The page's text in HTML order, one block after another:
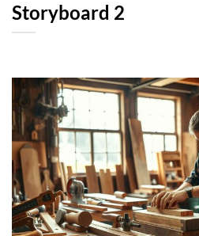
Storyboard 2